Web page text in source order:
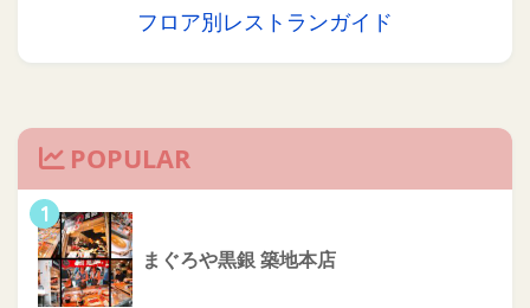
フロア別レストランガイド
POPULAR
1
まぐろや黒銀 築地本店